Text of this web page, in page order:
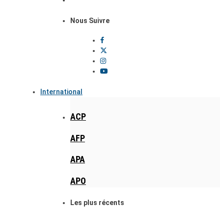
Nous Suivre
International
ACP
AFP
APA
APO
Les plus récents